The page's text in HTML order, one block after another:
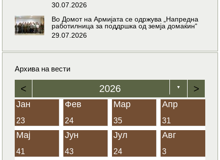
30.07.2026
Во Домот на Армијата се одржува „Напредна
работилница за поддршка од земја домаќин“
29.07.2026
Архива на вести
< 2026 ▼ >
Јан
23
Фев
24
Мар
35
Апр
31
Мај
41
Јун
43
Јул
24
Авг
3